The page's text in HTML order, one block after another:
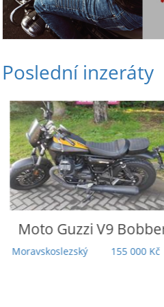
Poslední inzeráty
Moto GuzziV9 Bobber
Moravskoslezský 155 000 Kč